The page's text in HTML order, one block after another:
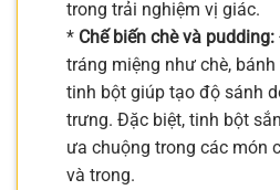
trong trải nghiệm vị giác.
* Chế biến chè và pudding:
tráng miệng như chè,
tinh bột giúp tạo độ sánh
trưng. Đặc biệt, tinh bột
ưa chuộng trong các món
và trong.